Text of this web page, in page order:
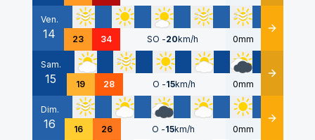
Ven.
14 23 34 SO -20km/h 0mm Détails
Sam.
15 19 28 O -15km/h 0mm Détails
Dim.
16 16 26 O -15km/h 0mm Détails